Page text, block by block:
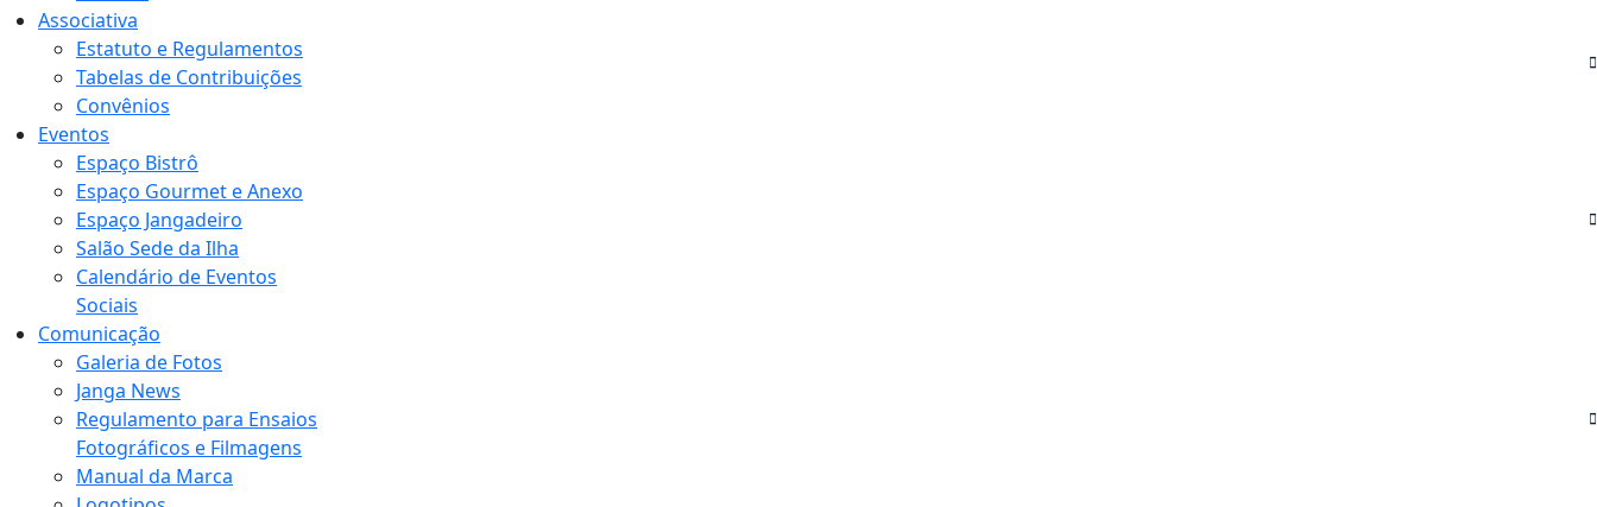
Associativa
Estatuto e Regulamentos
Tabelas de Contribuições
Convênios
Eventos
Espaço Bistrô
Espaço Gourmet e Anexo
Espaço Jangadeiro
Salão Sede da Ilha
Calendário de Eventos
Sociais
Comunicação
Galeria de Fotos
Janga News
Regulamento para Ensaios
Fotográficos e Filmagens
Manual da Marca